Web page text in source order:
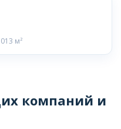
м²
компаний и